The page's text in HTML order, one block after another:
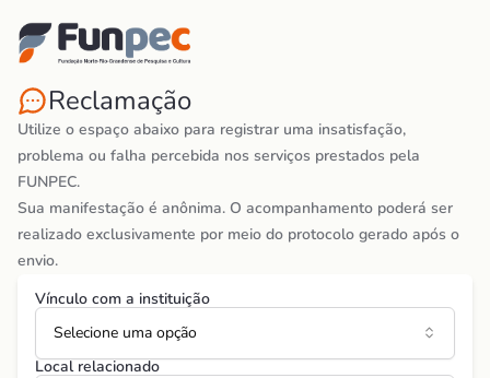
Reclamação
Utilize o espaço abaixo para registrar uma insatisfação,
problema ou falha percebida nos serviços prestados pela
FUNPEC.
Sua manifestação é anônima. O acompanhamento poderá ser
realizado exclusivamente por meio do protocolo gerado após o
envio.
Vínculo com a instituição
Selecione uma opção
Local relacionado